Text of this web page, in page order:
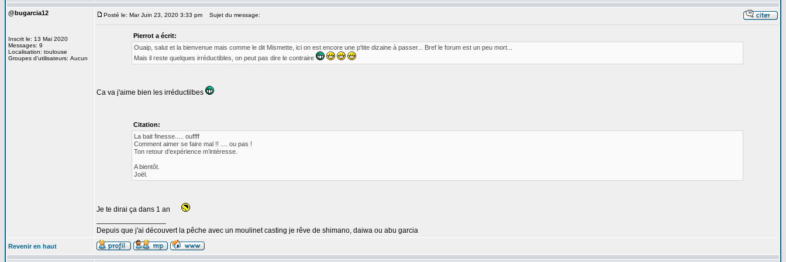
@bugarcia12
Inscrit le: 13 Mai 2020
Messages: 9
Localisation: toulouse
Groupes d'utilisateurs: Aucun
Posté le: Mar Juin 23, 2020 3:33 pm Sujet du message:
Pierrot a écrit:
Ouaip, salut et la bienvenue mais comme le dit Mismette, ici on est encore une p'tite dizaine à passer... Bref le forum est un peu mort...
Mais il reste quelques irréductibles, on peut pas dire le contraire
Ca va j'aime bien les irréductilbes
Citation:
La bait finesse..... ouffff
Comment aimer se faire mal !! .... ou pas !
Ton retour d’expérience m’intéresse.
A bientôt.
Joël.
Je te dirai ça dans 1 an
Depuis que j'ai découvert la pêche avec un moulinet casting je rêve de shimano, daiwa ou abu garcia
Revenir en haut